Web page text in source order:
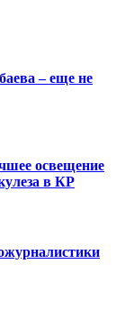
– еще не
освещение
в КР